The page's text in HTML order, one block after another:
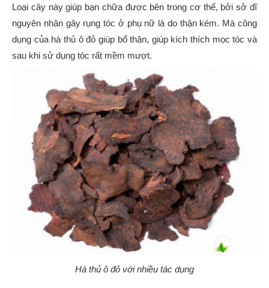
Loại cây này giúp bạn chữa được bên trong cơ thể, bởi sở dĩ
nguyên nhân gây rụng tóc ở phụ nữ là do thận kém. Mà công
dụng của hà thủ ô đỏ giúp bổ thận, giúp kích thích mọc tóc và
sau khi sử dụng tóc rất mềm mượt.
Hà thủ ô đỏ với nhiều tác dụng